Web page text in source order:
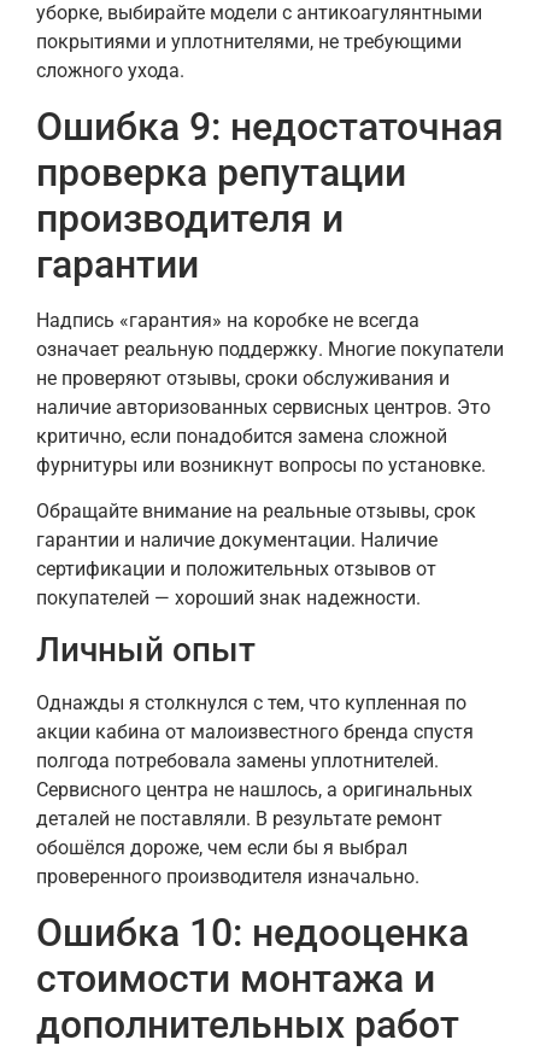
уборке, выбирайте модели с антикоагулянтными
покрытиями и уплотнителями, не требующими
сложного ухода.
Ошибка 9: недостаточная
проверка репутации
производителя и
гарантии
Надпись «гарантия» на коробке не всегда
означает реальную поддержку. Многие покупатели
не проверяют отзывы, сроки обслуживания и
наличие авторизованных сервисных центров. Это
критично, если понадобится замена сложной
фурнитуры или возникнут вопросы по установке.
Обращайте внимание на реальные отзывы, срок
гарантии и наличие документации. Наличие
сертификации и положительных отзывов от
покупателей — хороший знак надежности.
Личный опыт
Однажды я столкнулся с тем, что купленная по
акции кабина от малоизвестного бренда спустя
полгода потребовала замены уплотнителей.
Сервисного центра не нашлось, а оригинальных
деталей не поставляли. В результате ремонт
обошёлся дороже, чем если бы я выбрал
проверенного производителя изначально.
Ошибка 10: недооценка
стоимости монтажа и
дополнительных работ